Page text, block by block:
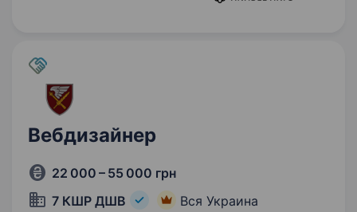
Вебдизайнер
22 000 – 55 000 грн
7 КШР ДШВ
Вся Украина